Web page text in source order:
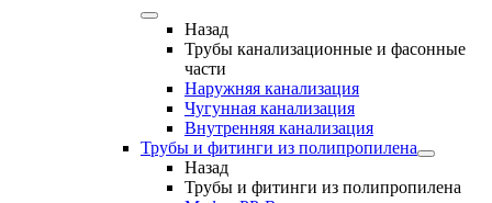
Назад
Трубы канализационные и фасонные
части
Наружняя канализация
Чугунная канализация
Внутренняя канализация
Трубы и фитинги из полипропилена
Назад
Трубы и фитинги из полипропилена